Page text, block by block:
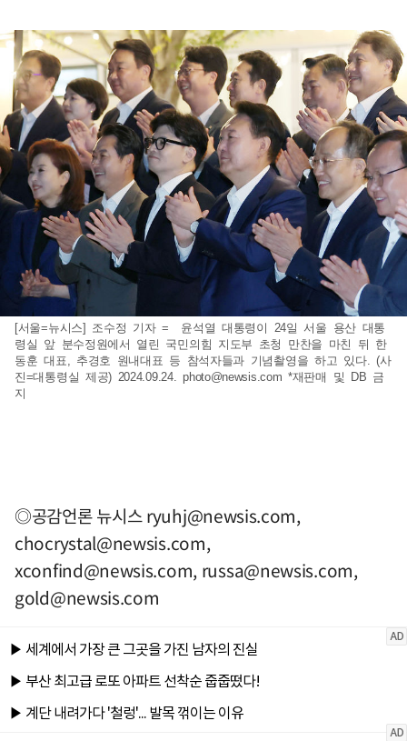
[서울=뉴시스] 조수정 기자 = 윤석열 대통령이 24일 서울 용산 대통
령실 앞 분수정원에서 열린 국민의힘 지도부 초청 만찬을 마친 뒤 한
동훈 대표, 추경호 원내대표 등 참석자들과 기념촬영을 하고 있다. (사
진=대통령실 제공) 2024.09.24.photo@newsis.com *재판매 및 DB 금
지
◎공감언론 뉴시스ryuhj@newsis.com,
chocrystal@newsis.com,
xconfind@newsis.com, russa@newsis.com,
gold@newsis.com